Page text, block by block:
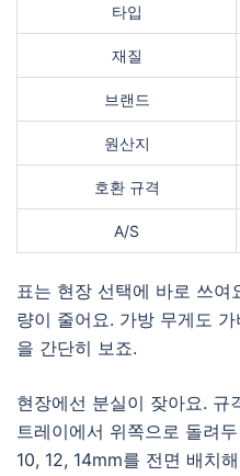
타입
재질
브랜드
원산지
호환 규격
A/S
표는 현장 선택에 바로 쓰여
량이 줄어요. 가방 무게도
을 간단히 보죠.
현장에선 분실이 잦아요. 규
트레이에서 위쪽으로 돌려
10, 12, 14mm를 전면 배치